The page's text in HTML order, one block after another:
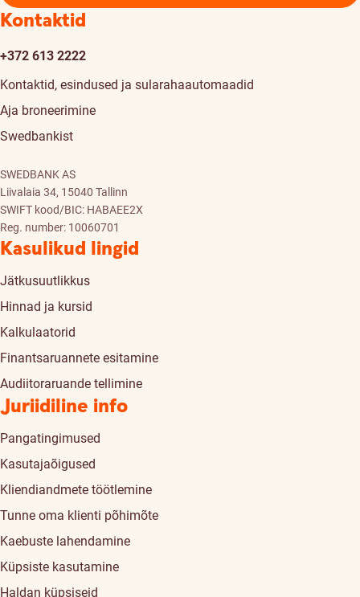
Kontaktid
+372 613 2222
Kontaktid, esindused ja sularahaautomaadid
Aja broneerimine
Swedbankist
SWEDBANK AS
Liivalaia 34, 15040 Tallinn
SWIFT kood/BIC: HABAEE2X
Reg. number: 10060701
Kasulikud lingid
Jätkusuutlikkus
Hinnad ja kursid
Kalkulaatorid
Finantsaruannete esitamine
Audiitoraruande tellimine
Juriidiline info
Pangatingimused
Kasutajaõigused
Kliendiandmete töötlemine
Tunne oma klienti põhimõte
Kaebuste lahendamine
Küpsiste kasutamine
Haldan küpsiseid